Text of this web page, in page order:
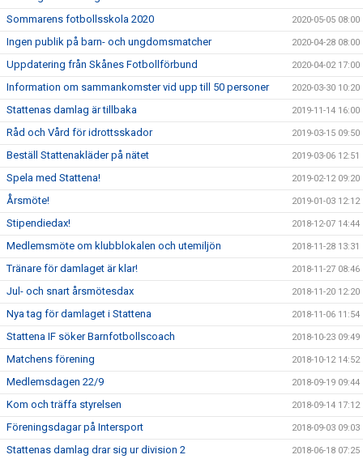
Sommarens fotbollsskola 2020 2020-05-05 08:00
Ingen publik på barn- och ungdomsmatcher 2020-04-28 08:00
Uppdatering från Skånes Fotbollförbund 2020-04-02 17:00
Information om sammankomster vid upp till 50 personer 2020-03-30 10:20
Stattenas damlag är tillbaka 2019-11-14 16:00
Råd och Vård för idrottsskador 2019-03-15 09:50
Beställ Stattenakläder på nätet 2019-03-06 12:51
Spela med Stattena! 2019-02-12 09:20
Årsmöte! 2019-01-03 12:12
Stipendiedax! 2018-12-07 14:44
Medlemsmöte om klubblokalen och utemiljön 2018-11-28 13:31
Tränare för damlaget är klar! 2018-11-27 08:46
Jul- och snart årsmötesdax 2018-11-20 12:20
Nya tag för damlaget i Stattena 2018-11-06 11:54
Stattena IF söker Barnfotbollscoach 2018-10-23 09:49
Matchens förening 2018-10-12 14:52
Medlemsdagen 22/9 2018-09-19 09:44
Kom och träffa styrelsen 2018-09-14 17:12
Föreningsdagar på Intersport 2018-09-03 09:03
Stattenas damlag drar sig ur division 2 2018-06-18 07:25